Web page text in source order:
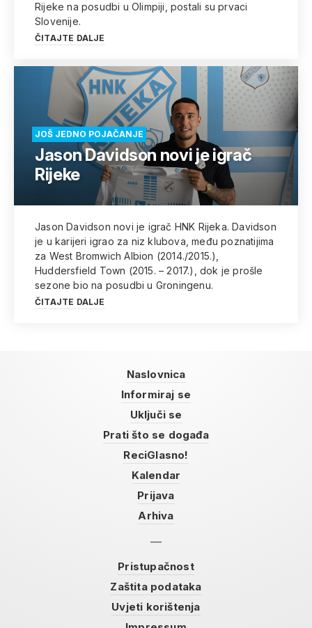
Rijeke na posudbi u Olimpiji, postali su prvaci
Slovenije.
ČITAJTE DALJE
JOŠ JEDNO POJAČANJE
Jason Davidson novi je igrač
Rijeke
Jason Davidson novi je igrač HNK Rijeka. Davidson
je u karijeri igrao za niz klubova, među poznatijima
za West Bromwich Albion (2014./2015.),
Huddersfield Town (2015. – 2017.), dok je prošle
sezone bio na posudbi u Groningenu.
ČITAJTE DALJE
Naslovnica
Informiraj se
Uključi se
Prati što se događa
ReciGlasno!
Kalendar
Prijava
Arhiva
Pristupačnost
Zaštita podataka
Uvjeti korištenja